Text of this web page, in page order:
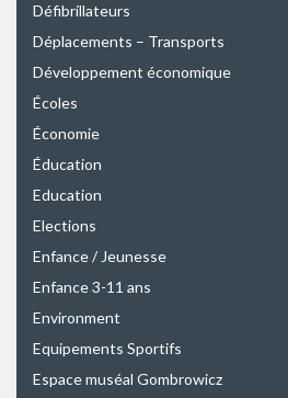
Défibrillateurs
Déplacements – Transports
Développement économique
Écoles
Économie
Éducation
Education
Elections
Enfance / Jeunesse
Enfance 3-11 ans
Environment
Equipements Sportifs
Espace muséal Gombrowicz